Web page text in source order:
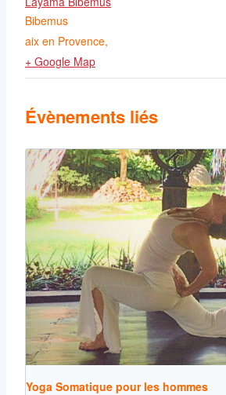
Bibemus
aix en Provence,
+ Google Map
Évènements liés
Yoga Somatique pour les hommes